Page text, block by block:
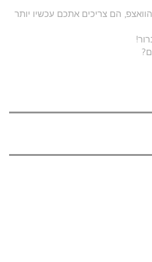
הם צריכים אתכם עכשיו יותר